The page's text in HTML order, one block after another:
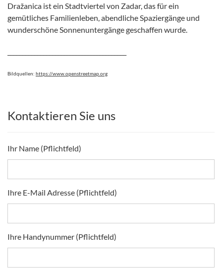
Dražanica ist ein Stadtviertel von Zadar, das für ein
gemütliches Familienleben, abendliche Spaziergänge und
wunderschöne Sonnenuntergänge geschaffen wurde.
Bildquellen: https://www.openstreetmap.org
Kontaktieren Sie uns
Ihr Name (Pflichtfeld)
Ihre E-Mail Adresse (Pflichtfeld)
Ihre Handynummer (Pflichtfeld)